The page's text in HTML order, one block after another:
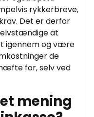
rykkerbreve,
Det er derfor
at
igennem og være
de
for, selv ved
mening